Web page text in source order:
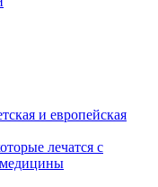
и европейская
лечатся с